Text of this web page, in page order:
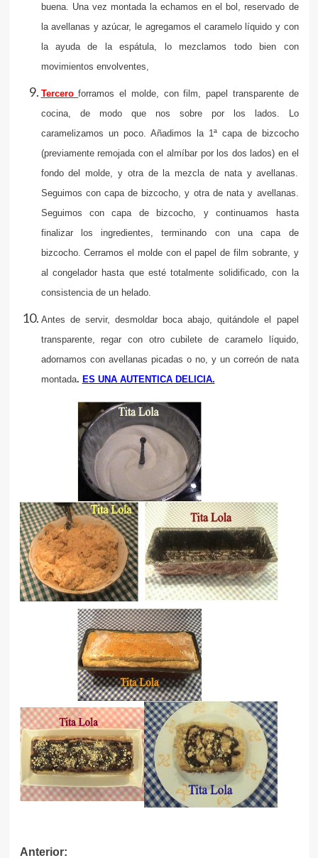
buena. Una vez montada la echamos en el bol, reservado de
la avellanas y azúcar, le agregamos el caramelo líquido y con
la ayuda de la espátula, lo mezclamos todo bien con
movimientos envolventes,
Terceroforramos el molde, con film, papel transparente de
cocina, de modo que nos sobre por los lados. Lo
caramelizamos un poco. Añadimos la 1ª capa de bizcocho
(previamente remojada con el almíbar por los dos lados) en el
fondo del molde, y otra de la mezcla de nata y avellanas.
Seguimos con capa de bizcocho, y otra de nata y avellanas.
Seguimos con capa de bizcocho, y continuamos hasta
finalizar los ingredientes, terminando con una capa de
bizcocho. Cerramos el molde con el papel de film sobrante, y
al congelador hasta que esté totalmente solidificado, con la
consistencia de un helado.
Antes de servir, desmoldar boca abajo, quitándole el papel
transparente, regar con otro cubilete de caramelo líquido,
adornamos con avellanas picadas o no, y un correón de nata
montada. ES UNA AUTENTICA DELICIA.
Anterior: